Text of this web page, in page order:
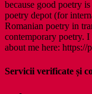
because good poetry
poetry depot (for
Romanian poetry in
contemporary poetry.
about me here: https://
Servicii verificate și